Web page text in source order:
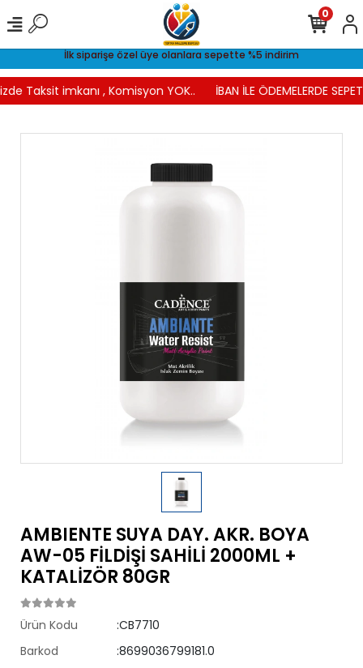
İlk siparişe özel üye olanlara sepette %5 indirim
Taksit imkanı , Komisyon YOK.. İBAN İLE ÖDEMELERDE
0
AMBIENTE SUYA DAY. AKR. BOYA
AW-05 FİLDİŞİ SAHİLİ 2000ML +
KATALİZÖR 80GR
Ürün Kodu
:CB7710
Barkod
:8699036799181.0